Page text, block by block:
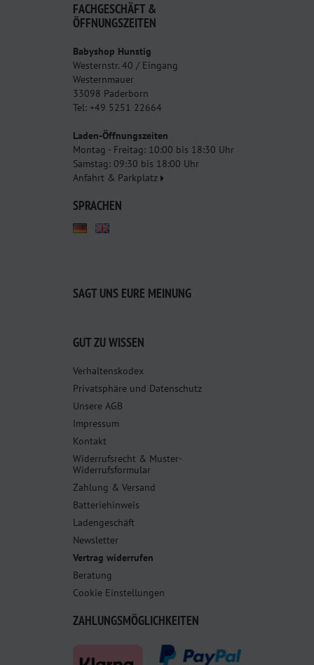
FACHGESCHÄFT &
ÖFFNUNGSZEITEN
Babyshop Hunstig
Westernstr. 40 / Eingang
Westernmauer
33098 Paderborn
Tel: +49 5251 22664
Laden-Öffnungszeiten
Montag - Freitag: 10:00 bis 18:30 Uhr
Samstag: 09:30 bis 18:00 Uhr
Anfahrt & Parkplatz
SPRACHEN
SAGT UNS EURE MEINUNG
GUT ZU WISSEN
Verhaltenskodex
Privatsphäre und Datenschutz
Unsere AGB
Impressum
Kontakt
Widerrufsrecht & Muster-
Widerrufsformular
Zahlung & Versand
Batteriehinweis
Ladengeschäft
Newsletter
Vertrag widerrufen
Beratung
Cookie Einstellungen
ZAHLUNGSMÖGLICHKEITEN